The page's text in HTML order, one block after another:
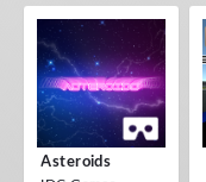
Asteroids